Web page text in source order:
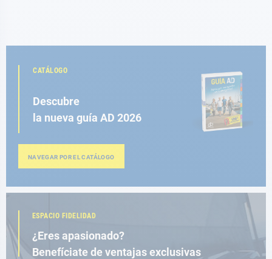
CATÁLOGO
Descubre
la nueva guía AD 2026
NAVEGAR POR EL CATÁLOGO
ESPACIO FIDELIDAD
¿Eres apasionado?
Benefíciate de ventajas exclusivas